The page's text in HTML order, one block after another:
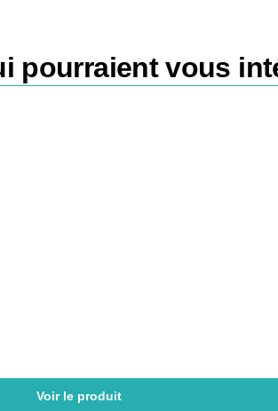
pourraient vous
Voir le produit